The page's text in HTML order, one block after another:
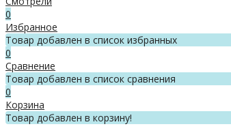
0
Избранное
Товар добавлен в список избранных
0
Сравнение
Товар добавлен в список сравнения
0
Корзина
Товар добавлен в корзину!